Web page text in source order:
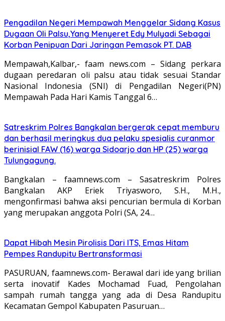
Pengadilan Negeri Mempawah Menggelar Sidang Kasus
Dugaan Oli Palsu,Yang Menyeret Edy Mulyadi Sebagai
Korban Penipuan Dari Jaringan Pemasok PT. DAB
Mempawah,Kalbar,- faam news.com – Sidang perkara
dugaan peredaran oli palsu atau tidak sesuai Standar
Nasional Indonesia (SNI) di Pengadilan Negeri(PN)
Mempawah Pada Hari Kamis Tanggal 6…
Satreskrim Polres Bangkalan bergerak cepat memburu
dan berhasil meringkus dua pelaku spesialis curanmor
berinisial FAW (16) warga Sidoarjo dan HP (25) warga
Tulungagung.
Bangkalan – faamnews.com – Sasatreskrim Polres
Bangkalan AKP Eriek Triyasworo, S.H., M.H.,
mengonfirmasi bahwa aksi pencurian bermula di Korban
yang merupakan anggota Polri (SA, 24…
Dapat Hibah Mesin Pirolisis Dari ITS, Emas Hitam
Pempes Randupitu Bertransformasi
PASURUAN, faamnews.com- Berawal dari ide yang brilian
serta inovatif Kades Mochamad Fuad, Pengolahan
sampah rumah tangga yang ada di Desa Randupitu
Kecamatan Gempol Kabupaten Pasuruan…